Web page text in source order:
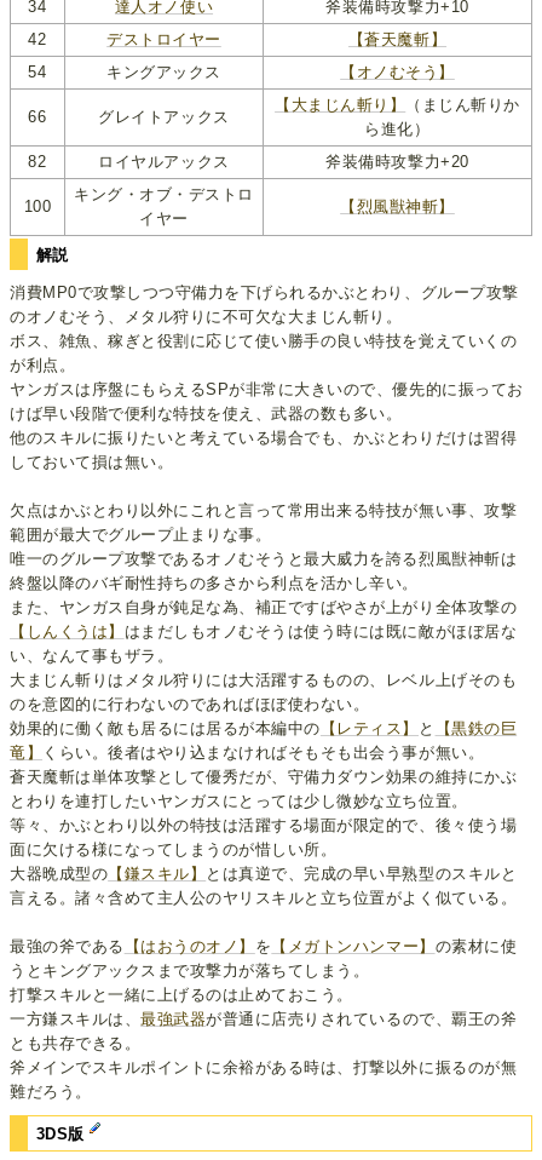
34
達人オノ使い
斧装備時攻撃力+10
42
デストロイヤー
【蒼天魔斬】
54
キングアックス 【オノむそう】
66 グレイトアックス
【大まじん斬り】
（まじん斬りか
ら進化）
82
ロイヤルアックス 斧装備時攻撃力+20
100
キング・オブ・デストロ
イヤー
【烈風獣神斬】
解説
消費MP0で攻撃しつつ守備力を下げられるかぶとわり、グループ攻撃
のオノむそう、メタル狩りに不可欠な大まじん斬り。
ボス、雑魚、稼ぎと役割に応じて使い勝手の良い特技を覚えていくの
が利点。
ヤンガスは序盤にもらえるSPが非常に大きいので、優先的に振ってお
けば早い段階で便利な特技を使え、武器の数も多い。
他のスキルに振りたいと考えている場合でも、かぶとわりだけは習得
しておいて損は無い。
欠点はかぶとわり以外にこれと言って常用出来る特技が無い事、攻撃
範囲が最大でグループ止まりな事。
唯一のグループ攻撃であるオノむそうと最大威力を誇る烈風獣神斬は
終盤以降のバギ耐性持ちの多さから利点を活かし辛い。
また、ヤンガス自身が鈍足な為、補正ですばやさが上がり全体攻撃の
【しんくうは】 はまだしもオノむそうは使う時には既に敵がほぼ居な
い、なんて事もザラ。
大まじん斬りはメタル狩りには大活躍するものの、レベル上げそのも
のを意図的に行わないのであればほぼ使わない。
効果的に働く敵も居るには居るが本編中の 【レティス】 と
【黒鉄の巨
竜】
くらい。後者はやり込まなければそもそも出会う事が無い。
蒼天魔斬は単体攻撃として優秀だが、守備力ダウン効果の維持にかぶ
とわりを連打したいヤンガスにとっては少し微妙な立ち位置。
等々、かぶとわり以外の特技は活躍する場面が限定的で、後々使う場
面に欠ける様になってしまうのが惜しい所。
大器晩成型の 【鎌スキル】
とは真逆で、完成の早い早熟型のスキルと
言える。諸々含めて主人公のヤリスキルと立ち位置がよく似ている。
最強の斧である 【はおうのオノ】 を 【メガトンハンマー】 の素材に使
うとキングアックスまで攻撃力が落ちてしまう。
打撃スキルと一緒に上げるのは止めておこう。
一方鎌スキルは、最強武器が普通に店売りされているので、覇王の斧
とも共存できる。
斧メインでスキルポイントに余裕がある時は、打撃以外に振るのが無
難だろう。
3DS版